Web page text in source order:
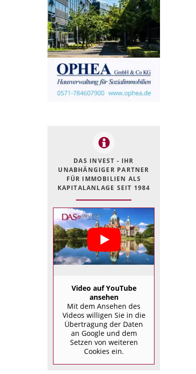
DAS INVEST - IHR
UNABHÄNGIGER PARTNER
FÜR IMMOBILIEN ALS
KAPITALANLAGE SEIT 1984
Video auf YouTube
ansehen
Mit dem Ansehen des
Videos willigen Sie in die
Übertragung der Daten
an Google und dem
Setzen von weiteren
Cookies ein.